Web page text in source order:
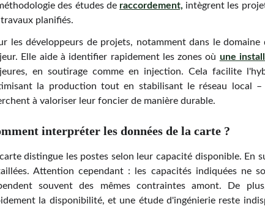
interpréter les données de la carte ?
des études de raccordement, intègrent les
travaux planifiés.
les développeurs de projets, notamment dans le domaine
Elle aide à identifier rapidement les zones où une
en soutirage comme en injection. Cela facilite
la production tout en stabilisant le réseau local
à valoriser leur foncier de manière durable.
carte distingue les postes selon leur capacité disponible. En
Attention cependant : les capacités indiquées ne
souvent des mêmes contraintes amont. De
la disponibilité, et une étude d'ingénierie reste